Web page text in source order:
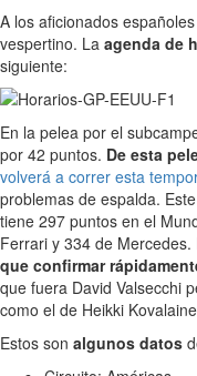
A los aficionados
vespertino. La agenda de
siguiente:
En la pelea por el
por 42 puntos. De esta
volverá a correr esta
problemas de espalda.
tiene 297 puntos en el
Ferrari y 334 de Mercedes.
que confirmar
que fuera David Valsecchi
como el de Heikki
Estos son algunos datos